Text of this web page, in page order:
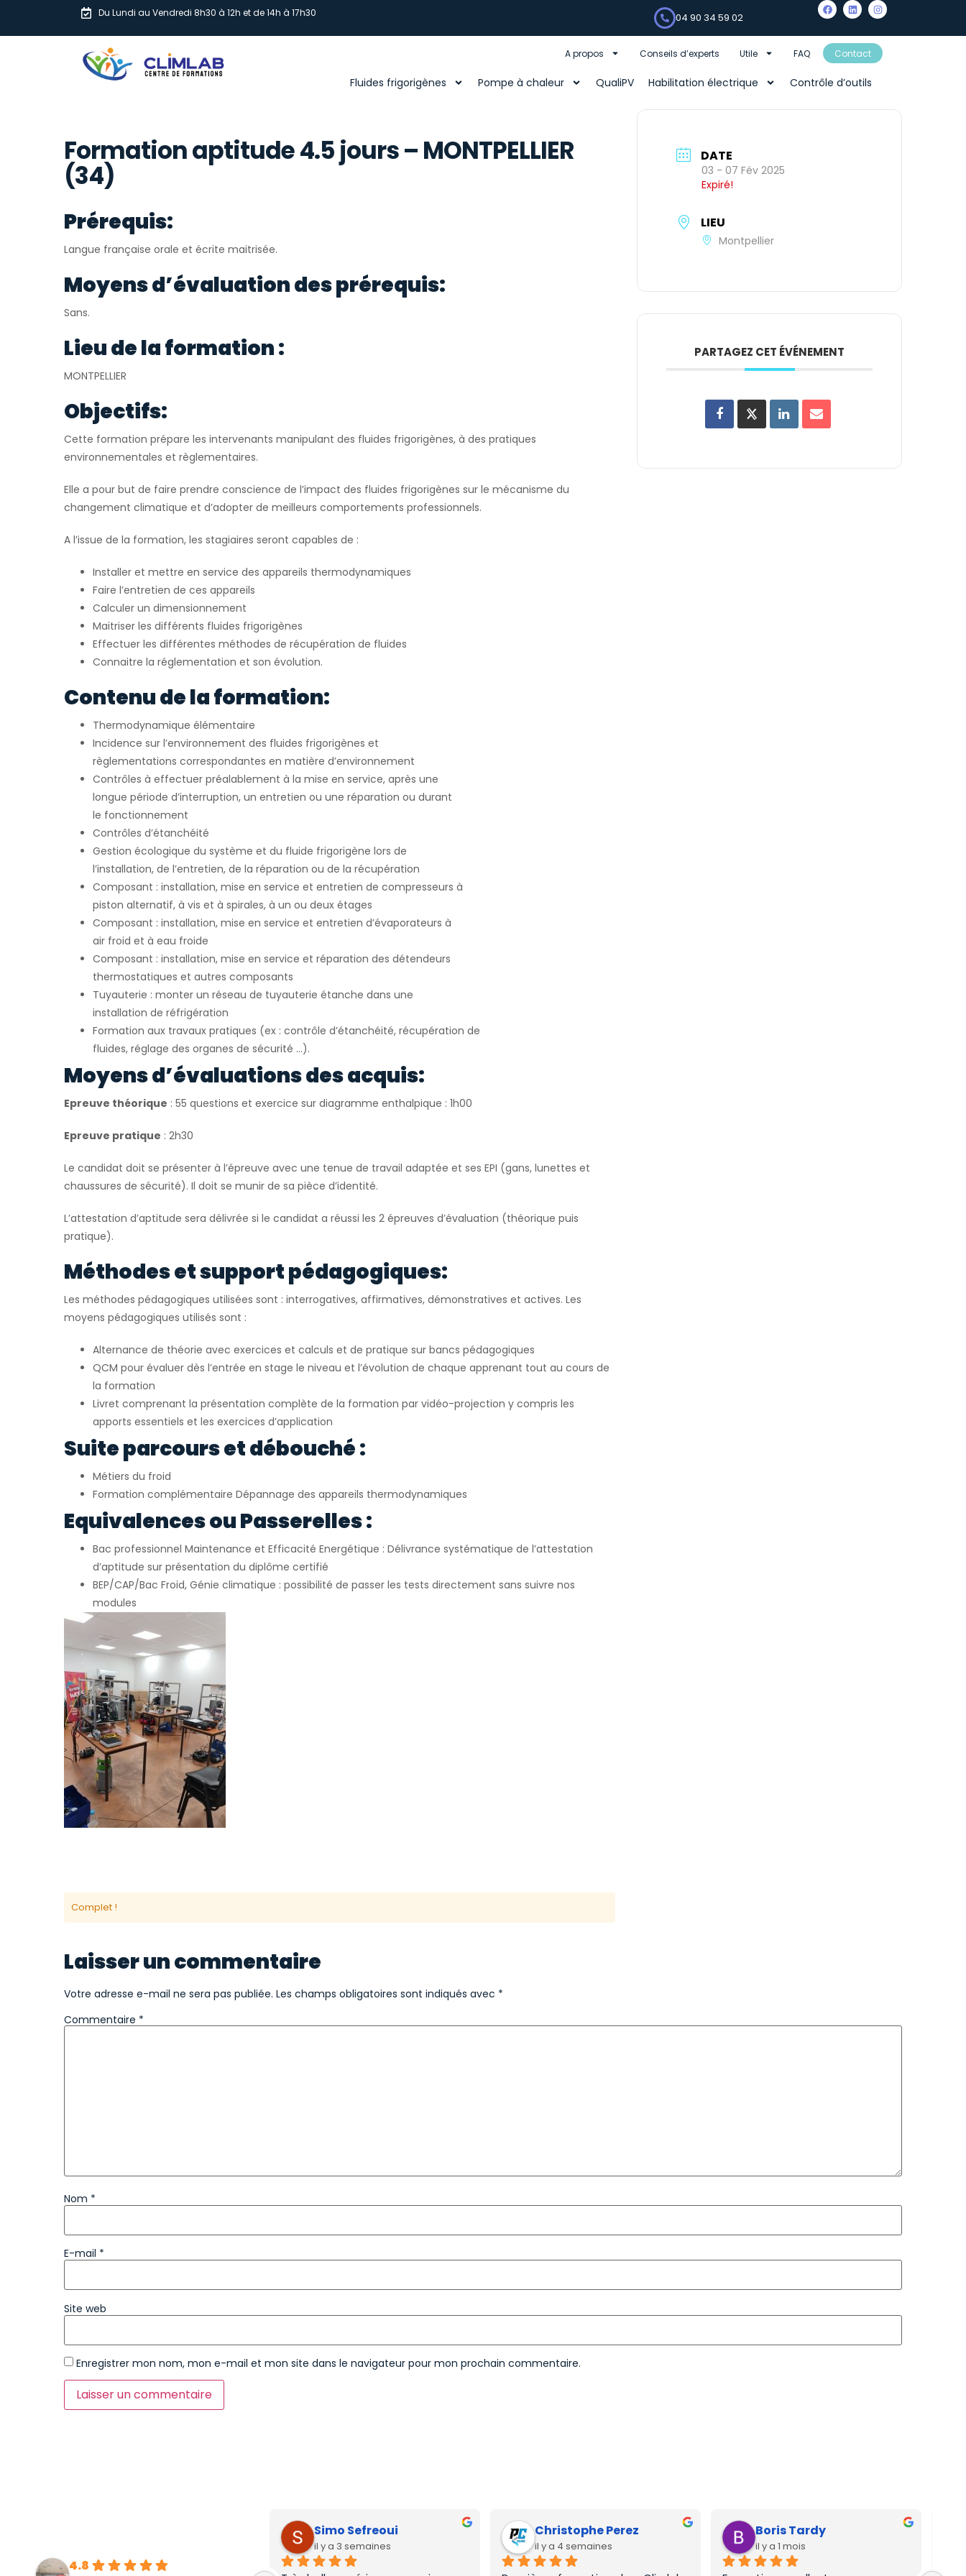
Du Lundi au Vendredi 8h30 à 12h et de 14h à 17h30 04 90 34 59 02
A propos Conseils d’experts Utile FAQ Contact
Fluides frigorigènes Pompe à chaleur QualiPV Habilitation électrique Contrôle d’outils
Formation aptitude 4.5 jours – MONTPELLIER
(34)
Prérequis:
Langue française orale et écrite maitrisée.
Moyens d’évaluation des prérequis:
Sans.
Lieu de la formation :
MONTPELLIER
Objectifs:
Cette formation prépare les intervenants manipulant des fluides frigorigènes, à des pratiques
environnementales et règlementaires.
Elle a pour but de faire prendre conscience de l’impact des fluides frigorigènes sur le mécanisme du
changement climatique et d’adopter de meilleurs comportements professionnels.
A l’issue de la formation, les stagiaires seront capables de :
Installer et mettre en service des appareils thermodynamiques
Faire l’entretien de ces appareils
Calculer un dimensionnement
Maitriser les différents fluides frigorigènes
Effectuer les différentes méthodes de récupération de fluides
Connaitre la réglementation et son évolution.
Contenu de la formation:
Thermodynamique élémentaire
Incidence sur l’environnement des fluides frigorigènes et
règlementations correspondantes en matière d’environnement
Contrôles à effectuer préalablement à la mise en service, après une
longue période d’interruption, un entretien ou une réparation ou durant
le fonctionnement
Contrôles d’étanchéité
Gestion écologique du système et du fluide frigorigène lors de
l’installation, de l’entretien, de la réparation ou de la récupération
Composant : installation, mise en service et entretien de compresseurs à
piston alternatif, à vis et à spirales, à un ou deux étages
Composant : installation, mise en service et entretien d’évaporateurs à
air froid et à eau froide
Composant : installation, mise en service et réparation des détendeurs
thermostatiques et autres composants
Tuyauterie : monter un réseau de tuyauterie étanche dans une
installation de réfrigération
Formation aux travaux pratiques (ex : contrôle d’étanchéité, récupération de
fluides, réglage des organes de sécurité …).
Moyens d’évaluations des acquis:
Epreuve théorique : 55 questions et exercice sur diagramme enthalpique : 1h00
Epreuve pratique : 2h30
Le candidat doit se présenter à l’épreuve avec une tenue de travail adaptée et ses EPI (gans, lunettes et
chaussures de sécurité). Il doit se munir de sa pièce d’identité.
L’attestation d’aptitude sera délivrée si le candidat a réussi les 2 épreuves d’évaluation (théorique puis
pratique).
Méthodes et support pédagogiques:
Les méthodes pédagogiques utilisées sont : interrogatives, affirmatives, démonstratives et actives. Les
moyens pédagogiques utilisés sont :
Alternance de théorie avec exercices et calculs et de pratique sur bancs pédagogiques
QCM pour évaluer dès l’entrée en stage le niveau et l’évolution de chaque apprenant tout au cours de
la formation
Livret comprenant la présentation complète de la formation par vidéo-projection y compris les
apports essentiels et les exercices d’application
Suite parcours et débouché :
Métiers du froid
Formation complémentaire Dépannage des appareils thermodynamiques
Equivalences ou Passerelles :
Bac professionnel Maintenance et Efficacité Energétique : Délivrance systématique de l’attestation
d’aptitude sur présentation du diplôme certifié
BEP/CAP/Bac Froid, Génie climatique : possibilité de passer les tests directement sans suivre nos
modules
Complet !
DATE
03 - 07 Fév 2025
Expiré!
LIEU
Montpellier
PARTAGEZ CET ÉVÉNEMENT
Laisser un commentaire
Votre adresse e-mail ne sera pas publiée. Les champs obligatoires sont indiqués avec *
Commentaire *
Nom *
E-mail *
Site web
Enregistrer mon nom, mon e-mail et mon site dans le navigateur pour mon prochain commentaire.
4.8
Simo Sefreoui
il y a 3 semaines
Christophe Perez
il y a 4 semaines
Boris Tardy
il y a 1 mois